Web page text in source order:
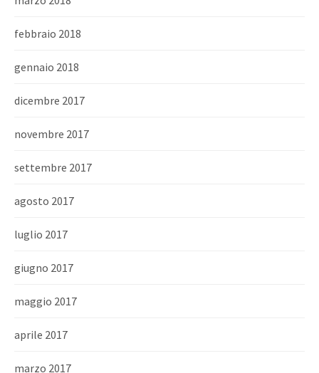
febbraio 2018
gennaio 2018
dicembre 2017
novembre 2017
settembre 2017
agosto 2017
luglio 2017
giugno 2017
maggio 2017
aprile 2017
marzo 2017